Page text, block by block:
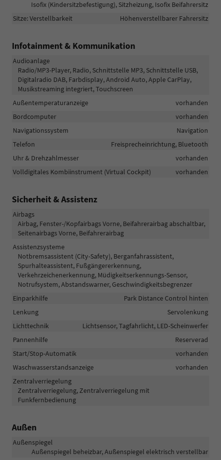
Isofix (Kindersitzbefestigung), Sitzheizung, Isofix Beifahrersitz
Sitze: Verstellbarkeit
Höhenverstellbarer Fahrersitz
Infotainment & Kommunikation
Audioanlage
Radio/MP3-Player, Radio, Schnittstelle MP3, Schnittstelle USB,
Digitalradio DAB, Farbdisplay, Android Auto, Apple CarPlay,
Musikstreaming integriert, Touchscreen
Außentemperaturanzeige
vorhanden
Bordcomputer
vorhanden
Navigationssystem
Navigation
Telefon
Freisprecheinrichtung, Bluetooth
Uhr & Drehzahlmesser
vorhanden
Volldigitales Kombiinstrument (Virtual Cockpit)
vorhanden
Sicherheit & Assistenz
Airbags
Airbag, Fenster-/Kopfairbags Vorne, Beifahrerairbag abschaltbar,
Seitenairbags Vorne, Beifahrerairbag
Assistenzsysteme
Notbremsassistent (City-Safety), Berganfahrassistent,
Spurhalteassistent, Fußgängererkennung,
Verkehrzeichenerkennung, Müdigkeitserkennungs-Sensor,
Notrufsystem, Abstandswarner, Geschwindigkeitsbegrenzer
Einparkhilfe
Park Distance Control hinten
Lenkung
Servolenkung
Lichttechnik
Lichtsensor, Tagfahrlicht, LED-Scheinwerfer
Pannenhilfe
Reserverad
Start/Stop-Automatik
vorhanden
Waschwasserstandsanzeige
vorhanden
Zentralverriegelung
Zentralverriegelung, Zentralverriegelung mit
Funkfernbedienung
Außen
Außenspiegel
Außenspiegel beheizbar, Außenspiegel elektrisch verstellbar